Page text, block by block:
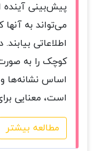
پیش‌بینی آینده
می‌تواند به
اطلاعاتی
کوچک را به
اساس نشانه‌ها
است، معنایی
مطالعه بیشتر